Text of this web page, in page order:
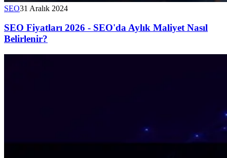
SEO31 Aralık 2024
SEO Fiyatları 2026 - SEO'da Aylık Maliyet Nasıl
Belirlenir?